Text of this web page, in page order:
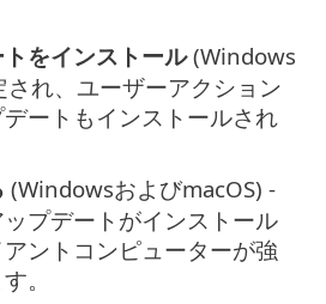
をインストール(Windows
れ、ユーザーアクション
ートもインストールされ
(WindowsおよびmacOS) -
プデートがインストール
ントコンピューターが強
。